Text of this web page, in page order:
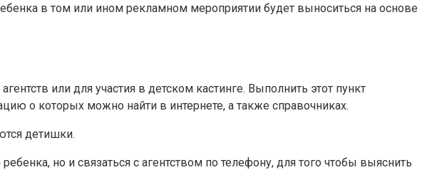
в том или ином рекламном мероприятии будет выноситься на основе
или для участия в детском кастинге. Выполнить этот пункт
о которых можно найти в интернете, а также справочниках.
детишки.
но и связаться с агентством по телефону, для того чтобы выяснить